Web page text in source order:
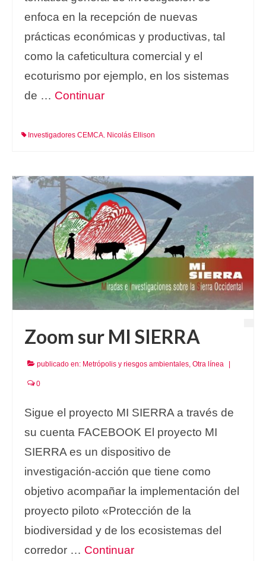
enfoca en la recepción de nuevas
prácticas económicas y productivas, tal
como la cafeticultura comercial y el
ecoturismo por ejemplo, en los sistemas
de … Continuar
Investigadores CEMCA, Nicolás Ellison
Zoom sur MI SIERRA
publicado en: Metrópolis y riesgos ambientales, Otra línea
0
Sigue el proyecto MI SIERRA a través de
su cuenta FACEBOOK El proyecto MI
SIERRA es un dispositivo de
investigación-acción que tiene como
objetivo acompañar la implementación del
proyecto piloto «Protección de la
biodiversidad y de los ecosistemas del
corredor … Continuar